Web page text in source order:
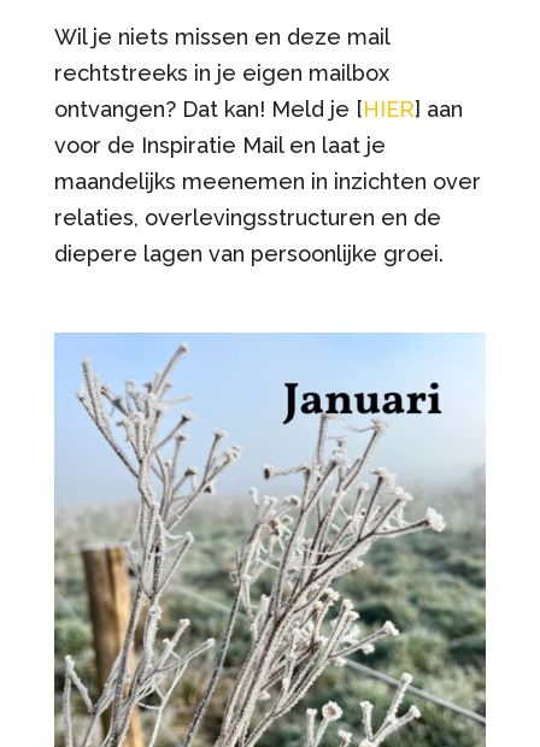
Wil je niets missen en deze mail
rechtstreeks in je eigen mailbox
ontvangen? Dat kan! Meld je [HIER] aan
voor de Inspiratie Mail en laat je
maandelijks meenemen in inzichten over
relaties, overlevingsstructuren en de
diepere lagen van persoonlijke groei.